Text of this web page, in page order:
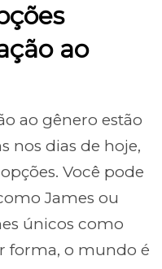
ao
ao gênero estão
nos dias de hoje,
Você pode
James ou
únicos como
forma, o mundo é